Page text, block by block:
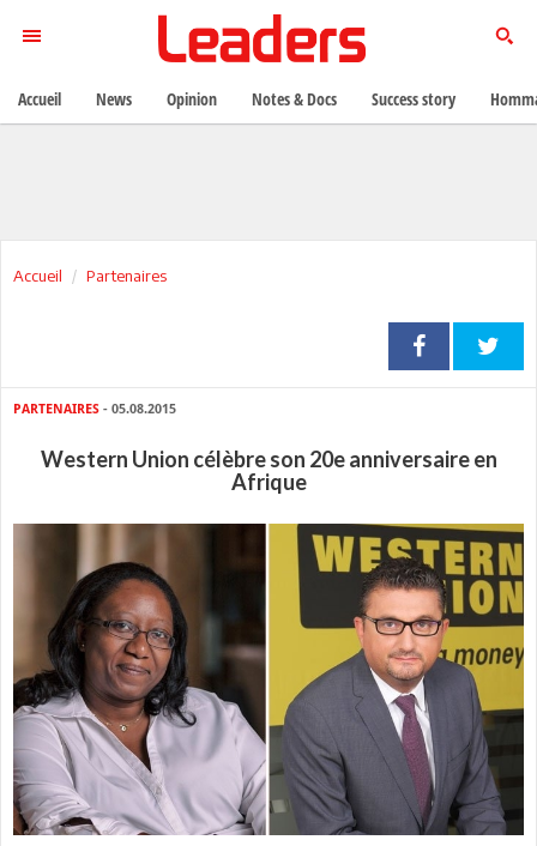
Accueil Partenaires
PARTENAIRES - 05.08.2015
Western Union célèbre son 20e anniversaire en
Afrique
Accueil News Opinion Notes & Docs Success story